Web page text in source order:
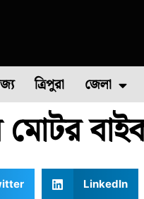
ফল চাষ মাছ চাষ পোল্ট্রি
ত্রিপুরা জেলা
উত্তর ২৪
মোটর
LinkedIn